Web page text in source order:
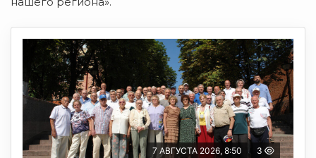
7 АВГУСТА 2026, 8:50 3